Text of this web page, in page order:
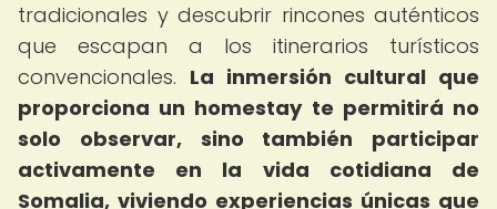
tradicionales y descubrir rincones auténticos
que escapan a los itinerarios turísticos
convencionales. La inmersión cultural que
proporciona un homestay te permitirá no
solo observar, sino también participar
activamente en la vida cotidiana de
Somalia, viviendo experiencias únicas que